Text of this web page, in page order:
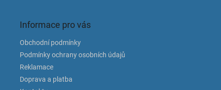
Informace pro vás
Obchodní podmínky
Podmínky ochrany osobních údajů
Reklamace
Doprava a platba